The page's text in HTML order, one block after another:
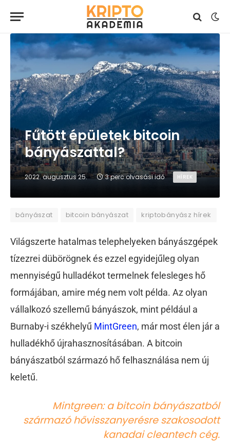
Fűtött épületek bitcoin
bányászattal?
2022. augusztus 25. 3 perc olvasási idő HÍREK
bányászat bitcoin bányászat kriptobányász hírek
Világszerte hatalmas telephelyeken bányászgépek
tízezrei dübörögnek és ezzel egyidejűleg olyan
mennyiségű hulladékot termelnek felesleges hő
formájában, amire még nem volt példa. Az olyan
vállalkozó szellemű bányászok, mint például a
Burnaby-i székhelyű MintGreen, már most élen jár a
hulladékhő újrahasznosításában. A bitcoin
bányászatból származó hő felhasználása nem új
keletű.
Mintgreen: a bitcoin bányászatból
származó hővisszanyerésre szakosodott
kanadai cleantech cég.